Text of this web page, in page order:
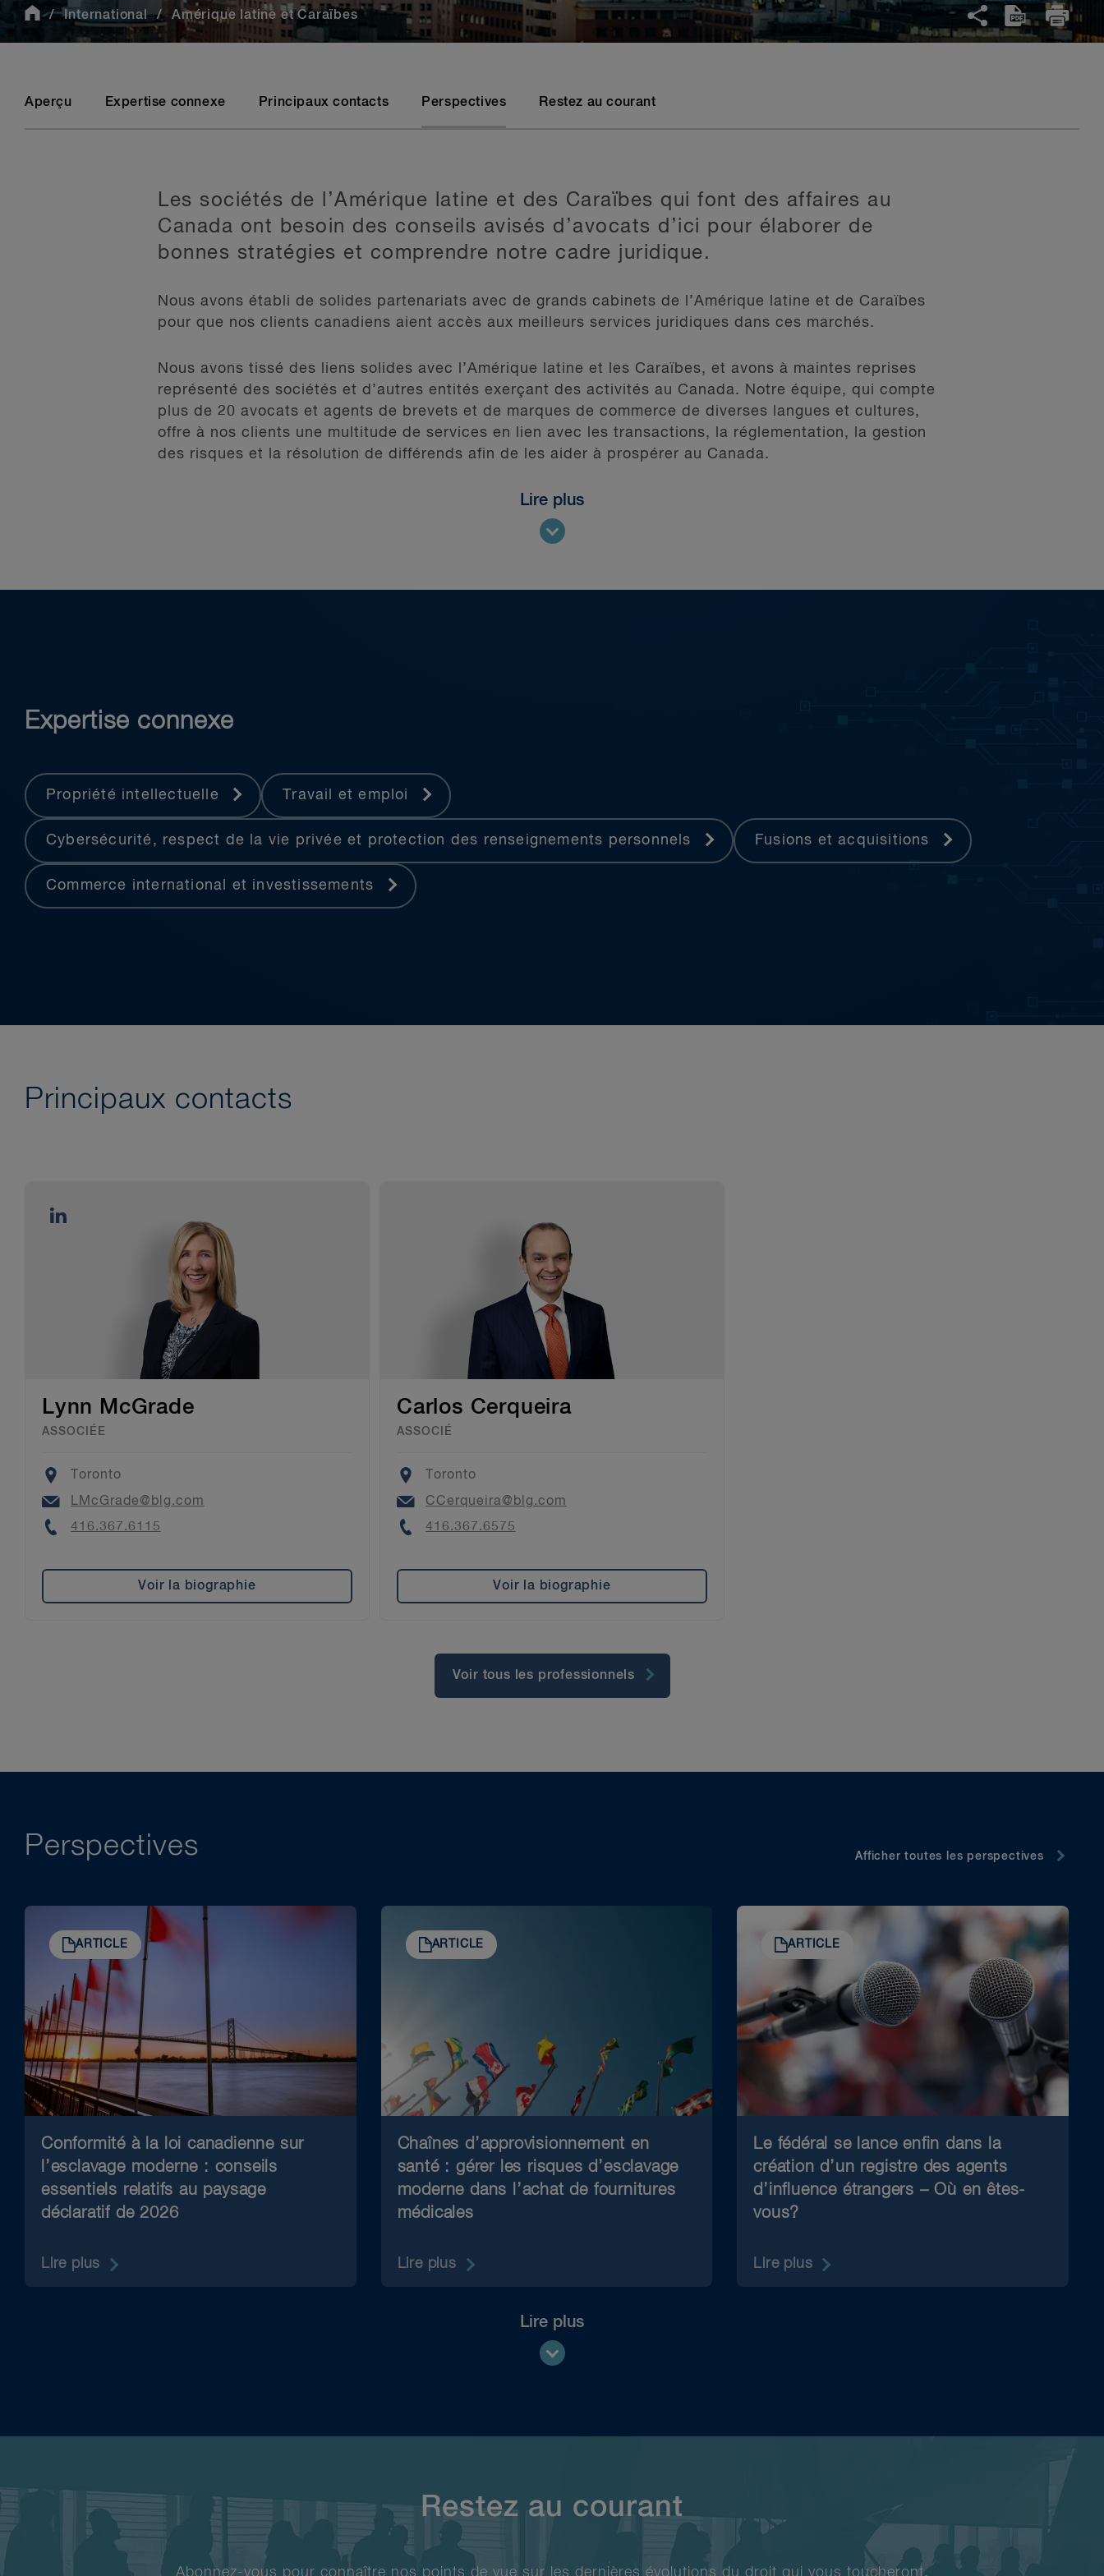
International Amérique latine et Caraïbes
Aperçu Expertise connexe Principaux contacts Perspectives Restez au courant
Les sociétés de l’Amérique latine et des Caraïbes qui font des affaires au
Canada ont besoin des conseils avisés d’avocats d’ici pour élaborer de
bonnes stratégies et comprendre notre cadre juridique.
Nous avons établi de solides partenariats avec de grands cabinets de l’Amérique latine et de Caraïbes
pour que nos clients canadiens aient accès aux meilleurs services juridiques dans ces marchés.
Nous avons tissé des liens solides avec l’Amérique latine et les Caraïbes, et avons à maintes reprises
représenté des sociétés et d’autres entités exerçant des activités au Canada. Notre équipe, qui compte
plus de 20 avocats et agents de brevets et de marques de commerce de diverses langues et cultures,
offre à nos clients une multitude de services en lien avec les transactions, la réglementation, la gestion
des risques et la résolution de différends afin de les aider à prospérer au Canada.
Lire plus
Notre équipe est issue de différents domaines de pratique :
Arbitrage et litige
Fabrication
Commerce international
Antitrust
Îles Caïmans
Chili
Colombie
Costa Rica
Cuba
République dominicaine
Salvador
Jamaïque
Panama
Paraguay
Expertise connexe
Propriété intellectuelle Travail et emploi
Cybersécurité, respect de la vie privée et protection des renseignements personnels Fusions et acquisitions
Commerce international et investissements
Principaux contacts
Lynn McGrade
ASSOCIÉE
Location
Toronto
Email
LMcGrade@blg.com
Phone
416.367.6115
Voir la biographie
Carlos Cerqueira
ASSOCIÉ
Location
Toronto
Email
CCerqueira@blg.com
Phone
416.367.6575
Voir la biographie
Voir tous les professionnels
Perspectives Afficher toutes les perspectives
ARTICLE
Conformité à la loi canadienne sur
l’esclavage moderne : conseils
essentiels relatifs au paysage
déclaratif de 2026
Lire plus
ARTICLE
Chaînes d’approvisionnement en
santé : gérer les risques d’esclavage
moderne dans l’achat de fournitures
médicales
Lire plus
ARTICLE
Le fédéral se lance enfin dans la
création d’un registre des agents
d’influence étrangers – Où en êtes-
vous?
Lire plus
Lire plus
Restez au courant